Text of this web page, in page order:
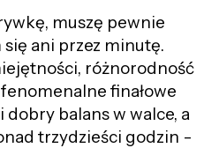
muszę pewnie
się ani przez minutę.
różnorodność
finałowe
dobry balans w walce, a
trzydzieści godzin -